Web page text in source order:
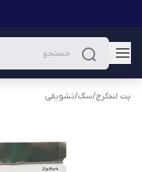
پت لندکرج/سگ/تشویقی